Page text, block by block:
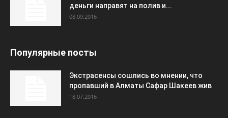
деньги направят на полив и...
08.09.2016
Популярные посты
Экстрасенсы сошлись во мнении, что
пропавший в Алматы Сафар Шакеев жив
18.07.2016